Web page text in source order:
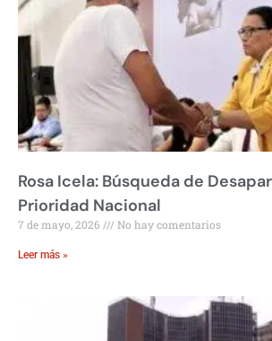
Rosa Icela: Búsqueda de
Prioridad Nacional
7 de mayo, 2026 No hay comentarios
Leer más »